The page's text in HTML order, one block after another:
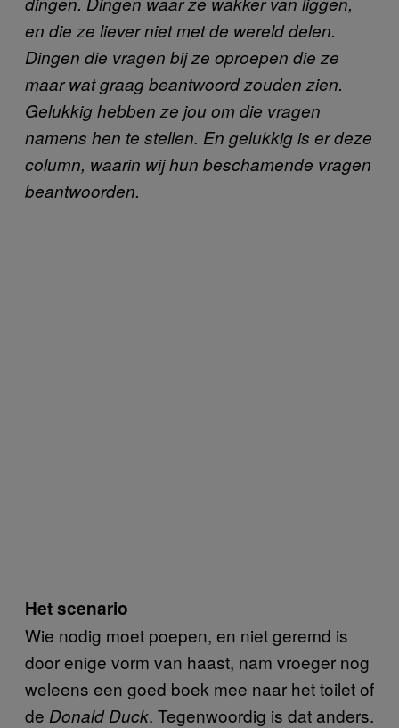
en die ze liever niet met de wereld delen.
Dingen die vragen bij ze oproepen die ze
maar wat graag beantwoord zouden zien.
Gelukkig hebben ze jou om die vragen
namens hen te stellen. En gelukkig is er deze
column, waarin wij hun beschamende vragen
beantwoorden.
Het scenario
Wie nodig moet poepen, en niet geremd is
door enige vorm van haast, nam vroeger nog
weleens een goed boek mee naar het toilet of
de Donald Duck. Tegenwoordig is dat anders.